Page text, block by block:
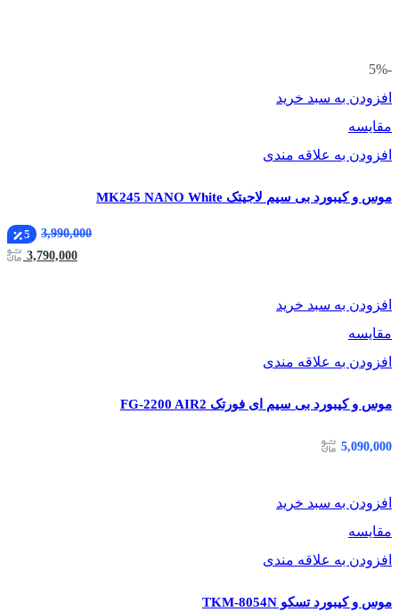
-5%
افزودن به سبد خرید
مقایسه
افزودن به علاقه مندی
موس و کیبورد بی سیم لاجیتک MK245 NANO White
3,990,000
5
3,790,000
افزودن به سبد خرید
مقایسه
افزودن به علاقه مندی
موس و کیبورد بی سیم ای فورتک FG-2200 AIR2
5,090,000
افزودن به سبد خرید
مقایسه
افزودن به علاقه مندی
موس و کیبورد تسکو TKM-8054N